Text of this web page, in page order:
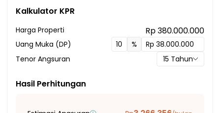
Listrik 1300 VA
Sumber Air PDAM
Hadap Selatan
Fasilitas Sekitar Hunian:
7 Menit ke SD Negeri Karadenan Kaum
1 Menit ke SMP Bangun Nusa Bangsa
Kalkulator KPR
Harga Properti Rp 380.000.000
Uang Muka (DP)
%
Tenor Angsuran
15 Tahun
Hasil Perhitungan